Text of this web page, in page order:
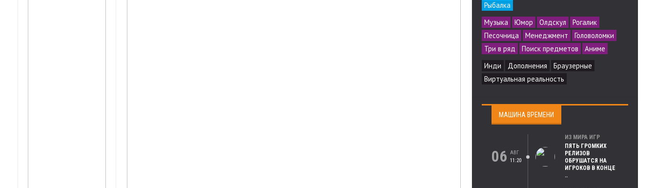
Рыбалка
Музыка
Юмор Олдскул
Рогалик
Песочница
Менеджмент
Головоломки
Три в ряд
Поиск предметов
Аниме
Инди
Дополнения
Браузерные
Виртуальная реальность
МАШИНА ВРЕМЕНИ
06 АВГ
11:20
ИЗ МИРА ИГР
ПЯТЬ ГРОМКИХ
РЕЛИЗОВ
ОБРУШАТСЯ НА
ИГРОКОВ В КОНЦЕ
..